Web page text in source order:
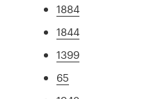
1884
1844
1399
65